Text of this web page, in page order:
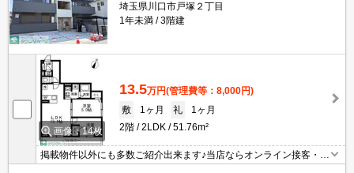
埼玉県川口市戸塚２丁目
1年未満
3階建
画像：14枚
13.5万円(管理費等：8,000円)
敷
1ヶ月 礼
1ヶ月
2階
2LDK 51.76m²
掲載物件以外にも多数ご紹介出来ます♪当店ならオンライン接客・内
見可能です！メールでのお問い合わせの際は、電話番号も記載頂き